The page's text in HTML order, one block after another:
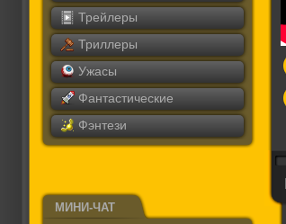
Трейлеры
Триллеры
Ужасы
Фантастические
Фэнтези
МИНИ-ЧАТ